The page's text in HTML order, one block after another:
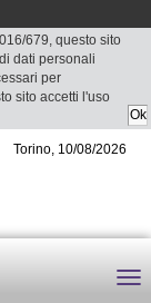
679, questo sito
dati personali
per
sito accetti l'uso
Torino, 10/08/2026